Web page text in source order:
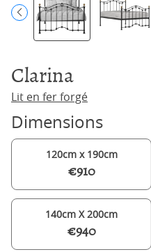
Clarina
Lit en fer forgé
Dimensions
120cm x 190cm
€910
140cm X 200cm
€940